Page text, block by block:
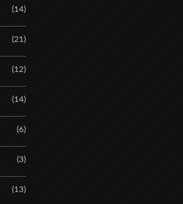
(14)
(21)
(12)
(14)
(6)
(3)
(13)